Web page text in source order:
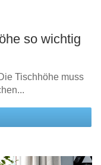
so wichtig
Tischhöhe muss